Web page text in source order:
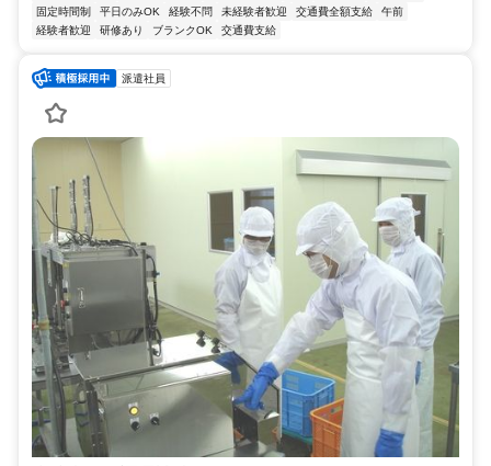
固定時間制
平日のみOK 経験不問 未経験者歓迎 交通費全額支給
午前
経験者歓迎
研修あり ブランクOK 交通費支給
派遣社員